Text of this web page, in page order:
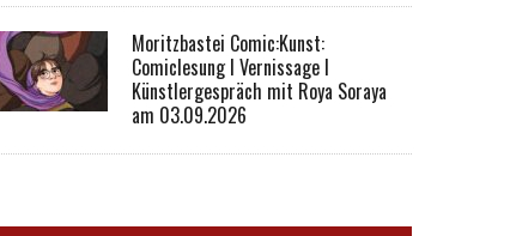
Moritzbastei Comic:Kunst:
Comiclesung I Vernissage I
Künstlergespräch mit Roya Soraya
am 03.09.2026